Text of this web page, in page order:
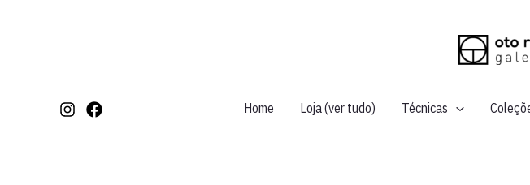
Home Loja (ver tudo) Técnicas